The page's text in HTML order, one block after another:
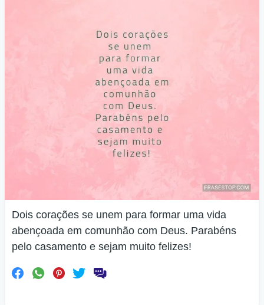
Dois corações se unem para formar uma vida
abençoada em comunhão com Deus. Parabéns
pelo casamento e sejam muito felizes!